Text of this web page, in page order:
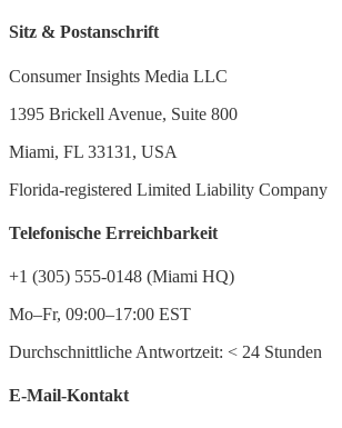
Sitz & Postanschrift
Consumer Insights Media LLC
1395 Brickell Avenue, Suite 800
Miami, FL 33131, USA
Florida-registered Limited Liability Company
Telefonische Erreichbarkeit
+1 (305) 555-0148 (Miami HQ)
Mo–Fr, 09:00–17:00 EST
Durchschnittliche Antwortzeit: < 24 Stunden
E-Mail-Kontakt